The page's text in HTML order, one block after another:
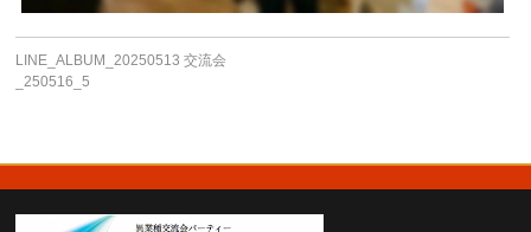
LINE_ALBUM_20250513 交流会
_250516_5